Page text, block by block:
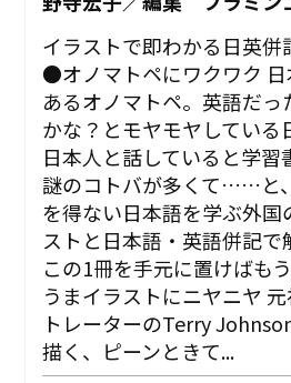
イラストで即わかる日英併
●オノマトペにワクワク
あるオノマトペ。英語だっ
かな？とモヤモヤしている
日本人と話していると学習
謎のコトバが多くて……と
を得ない日本語を学ぶ外国
ストと日本語・英語併記
この1冊を手元に置けばも
うまイラストにニヤニヤ
トレーターのTerry
描く、ピーンときて...